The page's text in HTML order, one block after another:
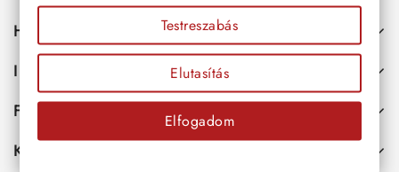
Hasznos
Információk
Fiókod
Kapcsolat
Testreszabás
Elutasítás
Elfogadom